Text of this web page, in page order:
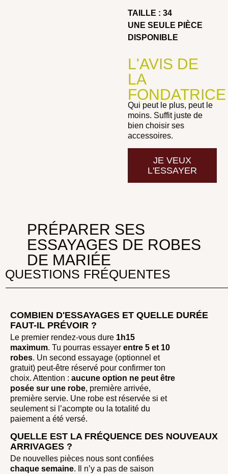
TAILLE : 34
UNE SEULE PIÈCE
DISPONIBLE
L'AVIS DE
LA
FONDATRICE
Qui peut le plus, peut le
moins. Suffit juste de
bien choisir ses
accessoires.
JE VEUX
L'ESSAYER
PRÉPARER SES
ESSAYAGES DE ROBES
DE MARIÉE
QUESTIONS FRÉQUENTES
COMBIEN D'ESSAYAGES ET QUELLE DURÉE
FAUT-IL PRÉVOIR ?
Le premier rendez-vous dure 1h15
maximum. Tu pourras essayer entre 5 et 10
robes. Un second essayage (optionnel et
gratuit) peut-être réservé pour confirmer ton
choix. Attention : aucune option ne peut être
posée sur une robe, première arrivée,
première servie. Une robe est réservée si et
seulement si l’acompte ou la totalité du
paiement a été versé.
QUELLE EST LA FRÉQUENCE DES NOUVEAUX
ARRIVAGES ?
De nouvelles pièces nous sont confiées
chaque semaine. Il n’y a pas de saison